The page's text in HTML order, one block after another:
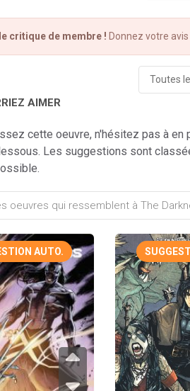
critique de membre ! Donnez votre
Toutes
AIMER
cette oeuvre, n'hésitez pas à
Les suggestions sont
AUTO.